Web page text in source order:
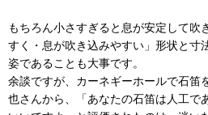
もちろん小さすぎると息が安定して吹
すく・息が吹き込みやすい」形状と寸
姿であることも大事です。
余談ですが、カーネギーホールで石笛
也さんから、「あなたの石笛は人工で